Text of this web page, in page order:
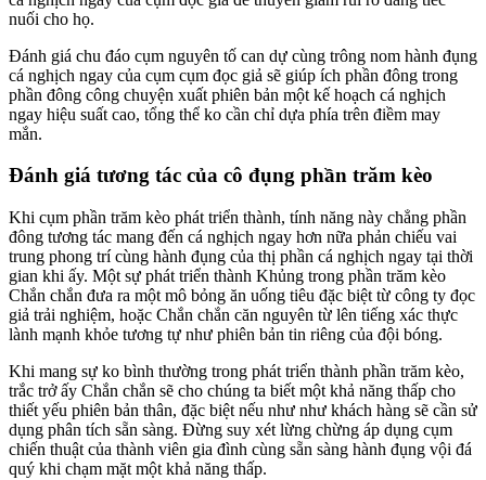
nuối cho họ.
Đánh giá chu đáo cụm nguyên tố can dự cùng trông nom hành đụng
cá nghịch ngay của cụm cụm đọc giả sẽ giúp ích phần đông trong
phần đông công chuyện xuất phiên bản một kế hoạch cá nghịch
ngay hiệu suất cao, tổng thể ko cần chỉ dựa phía trên điềm may
mắn.
Đánh giá tương tác của cô đụng phần trăm kèo
Khi cụm phần trăm kèo phát triển thành, tính năng này chẳng phần
đông tương tác mang đến cá nghịch ngay hơn nữa phản chiếu vai
trung phong trí cùng hành đụng của thị phần cá nghịch ngay tại thời
gian khi ấy. Một sự phát triển thành Khủng trong phần trăm kèo
Chắn chắn đưa ra một mô bỏng ăn uống tiêu đặc biệt từ công ty đọc
giả trải nghiệm, hoặc Chắn chắn căn nguyên từ lên tiếng xác thực
lành mạnh khỏe tương tự như phiên bản tin riêng của đội bóng.
Khi mang sự ko bình thường trong phát triển thành phần trăm kèo,
trắc trở ấy Chắn chắn sẽ cho chúng ta biết một khả năng thấp cho
thiết yếu phiên bản thân, đặc biệt nếu như như khách hàng sẽ cần sử
dụng phân tích sẵn sàng. Đừng suy xét lừng chừng áp dụng cụm
chiến thuật của thành viên gia đình cùng sẵn sàng hành đụng vội đá
quý khi chạm mặt một khả năng thấp.